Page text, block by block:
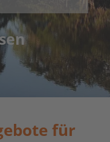
für